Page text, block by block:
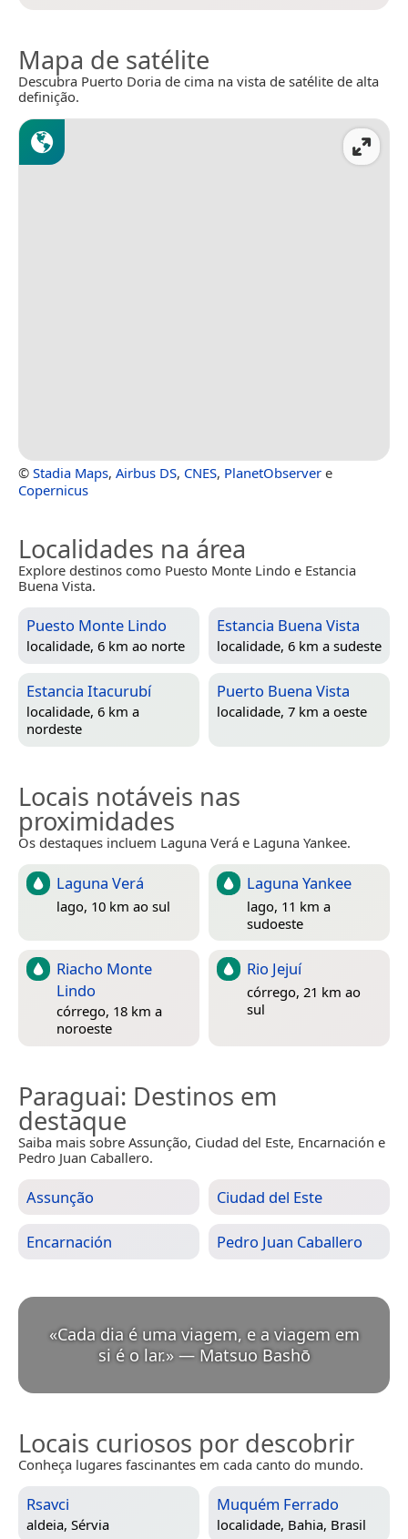
Mapa de satélite
Descubra Puerto Doria de cima na vista de satélite de alta
definição.
© Stadia Maps, Airbus DS, CNES, PlanetObserver e
Copernicus
Localidades na área
Explore destinos como Puesto Monte Lindo e Estancia
Buena Vista.
Puesto Monte Lindo
localidade, 6 km ao norte
Estancia Buena Vista
localidade, 6 km a sudeste
Estancia Itacurubí
localidade, 6 km a
nordeste
Puerto Buena Vista
localidade, 7 km a oeste
Locais notáveis nas
proximidades
Os destaques incluem Laguna Verá e Laguna Yankee.
Laguna Verá
lago, 10 km ao sul
Laguna Yankee
lago, 11 km a
sudoeste
Riacho Monte
Lindo
córrego, 18 km a
noroeste
Rio Jejuí
córrego, 21 km ao
sul
Paraguai: Destinos em
destaque
Saiba mais sobre Assunção, Ciudad del Este, Encarnación e
Pedro Juan Caballero.
Assunção Ciudad del Este
Encarnación Pedro Juan Caballero
«Cada dia é uma viagem, e a viagem em
si é o lar.» — Matsuo Bashō
Locais curiosos por descobrir
Conheça lugares fascinantes em cada canto do mundo.
Rsavci
aldeia, Sérvia
Muquém Ferrado
localidade, Bahia, Brasil